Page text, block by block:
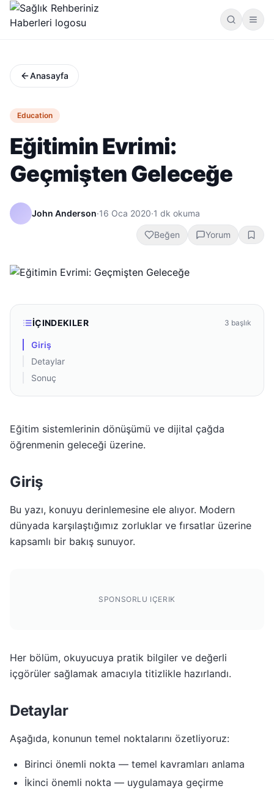
Anasayfa
Education
Eğitimin Evrimi:
Geçmişten Geleceğe
John Anderson·16 Oca 2020·1 dk okuma
Beğen Yorum
İÇINDEKILER 3 başlık
Giriş
Detaylar
Sonuç
Eğitim sistemlerinin dönüşümü ve dijital çağda
öğrenmenin geleceği üzerine.
Giriş
Bu yazı, konuyu derinlemesine ele alıyor. Modern
dünyada karşılaştığımız zorluklar ve fırsatlar üzerine
kapsamlı bir bakış sunuyor.
SPONSORLU IÇERIK
Her bölüm, okuyucuya pratik bilgiler ve değerli
içgörüler sağlamak amacıyla titizlikle hazırlandı.
Detaylar
Aşağıda, konunun temel noktalarını özetliyoruz:
Birinci önemli nokta — temel kavramları anlama
İkinci önemli nokta — uygulamaya geçirme